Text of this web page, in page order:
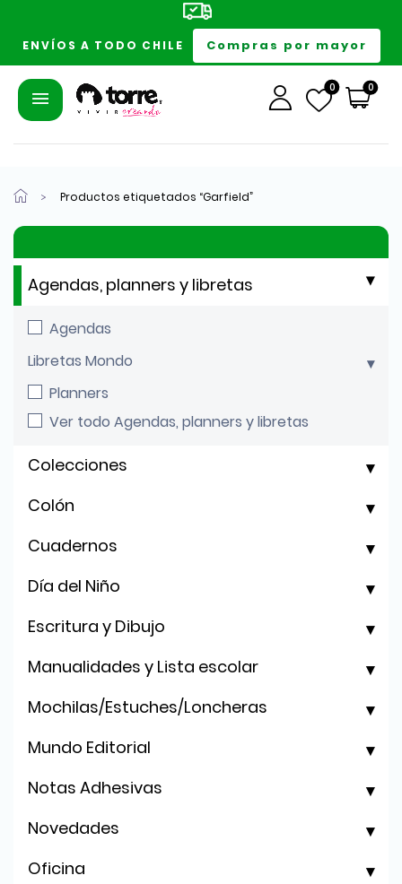
ENVÍOS A TODO CHILE Compras por mayor
0 0
Productos etiquetados “Garfield”
Agendas
Libretas Mondo
Planners
Ver todo Agendas, planners y libretas
Agendas, planners y libretas
Colecciones
Colón
Cuadernos
Día del Niño
Escritura y Dibujo
Manualidades y Lista escolar
Mochilas/Estuches/Loncheras
Mundo Editorial
Notas Adhesivas
Novedades
Oficina